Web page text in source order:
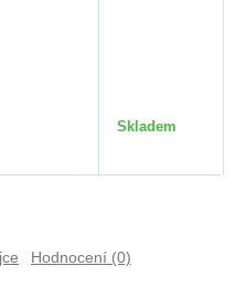
Skladem
Hodnocení (0)